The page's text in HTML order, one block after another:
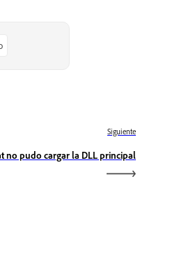
Siguiente
no pudo cargar la DLL principal